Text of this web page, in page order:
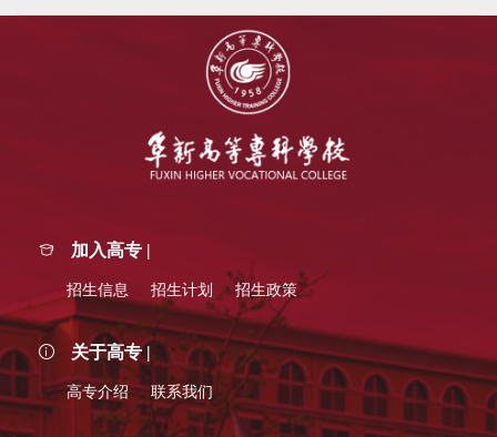
加入高专 |
招生信息 招生计划 招生政策
关于高专 |
高专介绍 联系我们